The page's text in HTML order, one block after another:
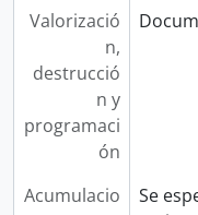
Valorizació
n,
destrucció
n y
programaci
ón
Acumulacio
Se